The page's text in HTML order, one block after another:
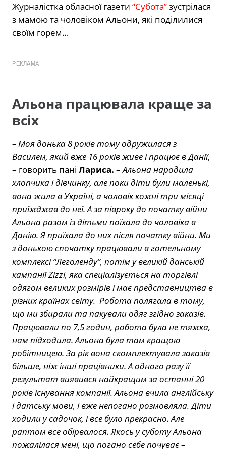
Журналістка обласної газети “Субота”зустрілася
з мамою та чоловіком Альони, які поділилися
своїм горем…
РЕКЛАМА
Альона працювала краще за
всіх
– Моя донька 8 років тому одружилася з
Василем, який вже 16 років живе і працює в Данії,
– говорить пані Лариса. –Альона народила
хлопчика і дівчинку, але поки діти були маленькі,
вона жила в Україні, а чоловік кожні три місяці
приїжджав до неї. А за півроку до початку війни
Альона разом із дітьми поїхала до чоловіка в
Данію. Я приїхала до них після початку війни. Ми
з донькою спочатку працювали в готельному
комплексі “Леголенду”, потім у великій данській
кампанії Zizzi, яка спеціалізується на торгівлі
одягом великих розмірів і має представництва в
різних країнах світу. Робота полягала в тому,
що ми збирали та пакували одяг згідно заказів.
Працювали по 7,5 годин, робота була не тяжка,
нам підходила. Альона була там кращою
робітницею. За рік вона скомплектувала заказів
більше, ніж інші працівники. А одного разу її
результат виявився найкращим за останні 20
років існування компанії. Альона вчила англійську
і датську мови, і вже непогано розмовляла. Діти
ходили у садочок, і все було прекрасно. Але
раптом все обірвалося. Якось у суботу Альона
пожалілася мені, що погано себе почуває –